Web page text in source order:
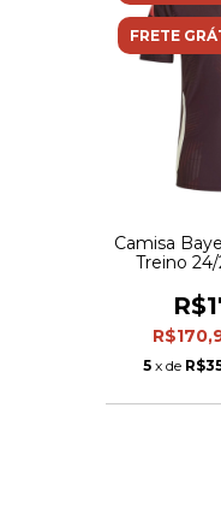
FRETE
Camisa
Treino
5 x de